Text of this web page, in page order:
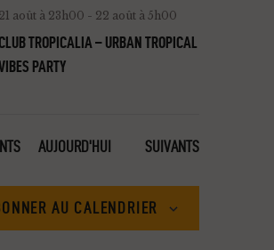
21 août à 23h00 - 22 août à 5h00
CLUB TROPICALIA – URBAN TROPICAL
PARTY
AUJOURD'HUI ÉVÈNEMENTS
SUIVANTS
AU CALENDRIER